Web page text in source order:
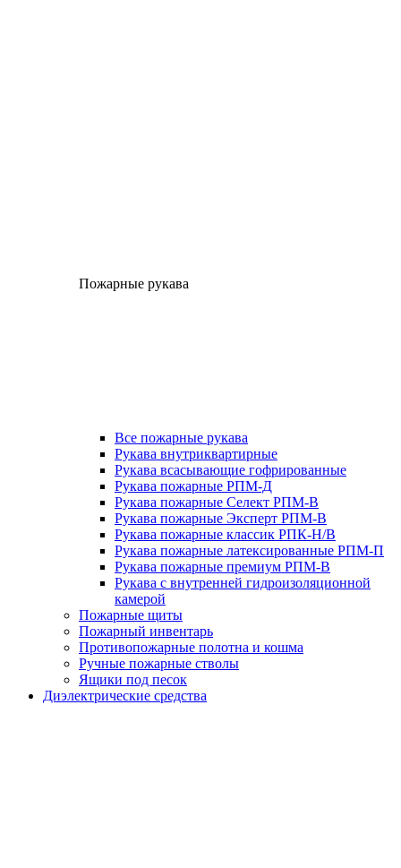
Пожарные рукава
Все пожарные рукава
Рукава внутриквартирные
Рукава всасывающие гофрированные
Рукава пожарные РПМ-Д
Рукава пожарные Селект РПМ-В
Рукава пожарные Эксперт РПМ-В
Рукава пожарные классик РПК-Н/В
Рукава пожарные латексированные РПМ-П
Рукава пожарные премиум РПМ-В
Рукава с внутренней гидроизоляционной
камерой
Пожарные щиты
Пожарный инвентарь
Противопожарные полотна и кошма
Ручные пожарные стволы
Ящики под песок
Диэлектрические средства